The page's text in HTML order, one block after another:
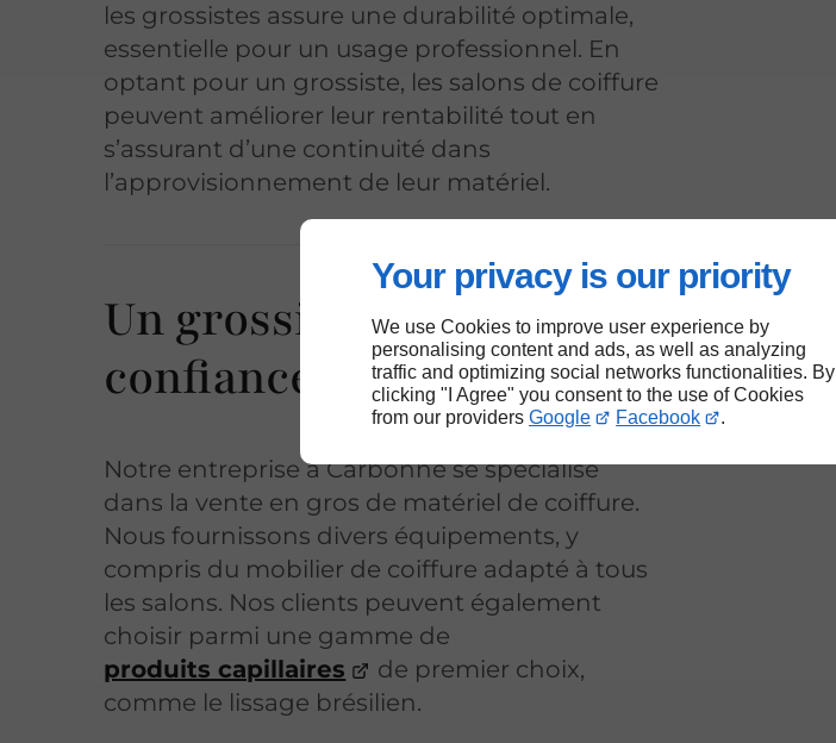
Your privacy is our priority
We use Cookies to improve user experience by
personalising content and ads, as well as analyzing
traffic and optimizing social networks functionalities. By
clicking "I Agree" you consent to the use of Cookies
from our providers Google Facebook .
les grossistes assure une durabilité optimale,
essentielle pour un usage professionnel. En
optant pour un grossiste, les salons de coiffure
peuvent améliorer leur rentabilité tout en
s’assurant d’une continuité dans
l’approvisionnement de leur matériel.
Un grossiste coiffure de
confiance à Carcassonne
Notre entreprise à Carbonne se spécialise
dans la vente en gros de matériel de coiffure.
Nous fournissons divers équipements, y
compris du mobilier de coiffure adapté à tous
les salons. Nos clients peuvent également
choisir parmi une gamme de
produits capillaires
de premier choix,
comme le lissage brésilien.